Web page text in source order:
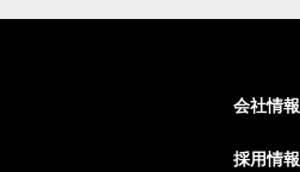
会社情報
採用情報